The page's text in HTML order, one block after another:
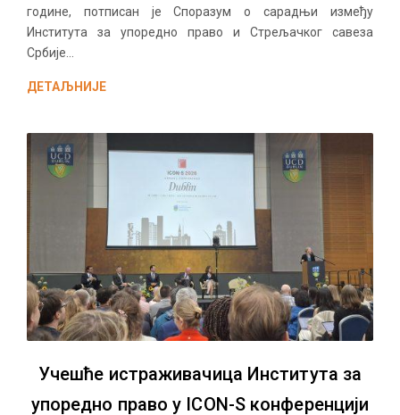
године, потписан је Споразум о сарадњи између
Института за упоредно право и Стрељачког савеза
Србије...
ДЕТАЉНИЈЕ
Учешће истраживачица Института за
упоредно право у ICON-S конференцији